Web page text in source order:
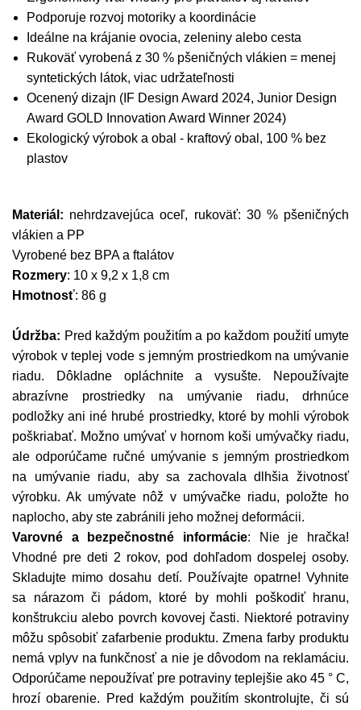
Podporuje rozvoj motoriky a koordinácie
Ideálne na krájanie ovocia, zeleniny alebo cesta
Rukoväť vyrobená z 30 % pšeničných vlákien = menej
syntetických látok, viac udržateľnosti
Ocenený dizajn (IF Design Award 2024, Junior Design
Award GOLD Innovation Award Winner 2024)
Ekologický výrobok a obal - kraftový obal, 100 % bez
plastov
Materiál: nehrdzavejúca oceľ, rukoväť: 30 % pšeničných
vlákien a PP
Vyrobené bez BPA a ftalátov
Rozmery: 10 x 9,2 x 1,8 cm
Hmotnosť: 86 g
Údržba: Pred každým použitím a po každom použití umyte
výrobok v teplej vode s jemným prostriedkom na umývanie
riadu. Dôkladne opláchnite a vysušte. Nepoužívajte
abrazívne prostriedky na umývanie riadu, drhnúce
podložky ani iné hrubé prostriedky, ktoré by mohli výrobok
poškriabať. Možno umývať v hornom koši umývačky riadu,
ale odporúčame ručné umývanie s jemným prostriedkom
na umývanie riadu, aby sa zachovala dlhšia životnosť
výrobku. Ak umývate nôž v umývačke riadu, položte ho
naplocho, aby ste zabránili jeho možnej deformácii.
Varovné a bezpečnostné informácie:
Nie je hračka!
Vhodné pre deti 2 rokov, pod dohľadom dospelej osoby.
Skladujte mimo dosahu detí. Používajte opatrne! Vyhnite
sa nárazom či pádom, ktoré by mohli poškodiť hranu,
konštrukciu alebo povrch kovovej časti. Niektoré potraviny
môžu spôsobiť zafarbenie produktu. Zmena farby produktu
nemá vplyv na funkčnosť a nie je dôvodom na reklamáciu.
Odporúčame nepoužívať pre potraviny teplejšie ako 45 ° C,
hrozí obarenie. Pred každým použitím skontrolujte, či sú